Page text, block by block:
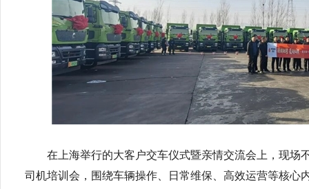
在上海举行的大客户交车仪式暨亲情交流会上，现场
司机培训会，围绕车辆操作、日常维保、高效运营等核心